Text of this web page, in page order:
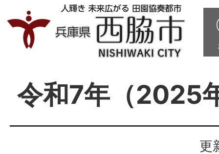
令和7年（2025
更